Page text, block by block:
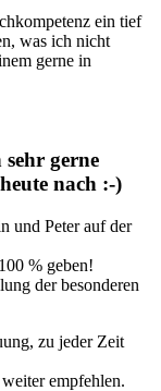
ein tief
was ich nicht
gerne in
gerne
nach :-)
und Peter auf der
% geben!
der besonderen
zu jeder Zeit
empfehlen.